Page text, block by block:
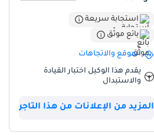
استجابة سريعة
بائع موثّق
الموقع والاتجاهات
يقدم هذا الوكيل اختبار القيادة
والاستبدال
المزيد من الإعلانات من هذا التاجر